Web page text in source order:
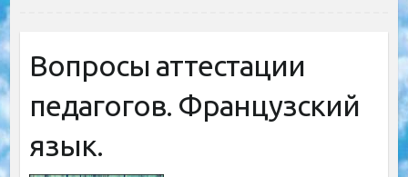
Вопросы аттестации
педагогов. Французский
язык.